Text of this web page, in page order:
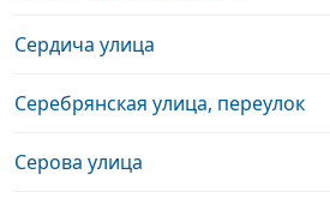
Сердича улица
Серебрянская улица, переулок
Серова улица